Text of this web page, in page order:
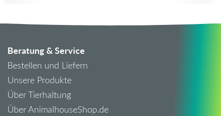
Beratung & Service
Bestellen und Liefern
Unsere Produkte
Über Tierhaltung
Über AnimalhouseShop.de